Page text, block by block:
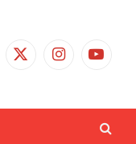
X
Instagram